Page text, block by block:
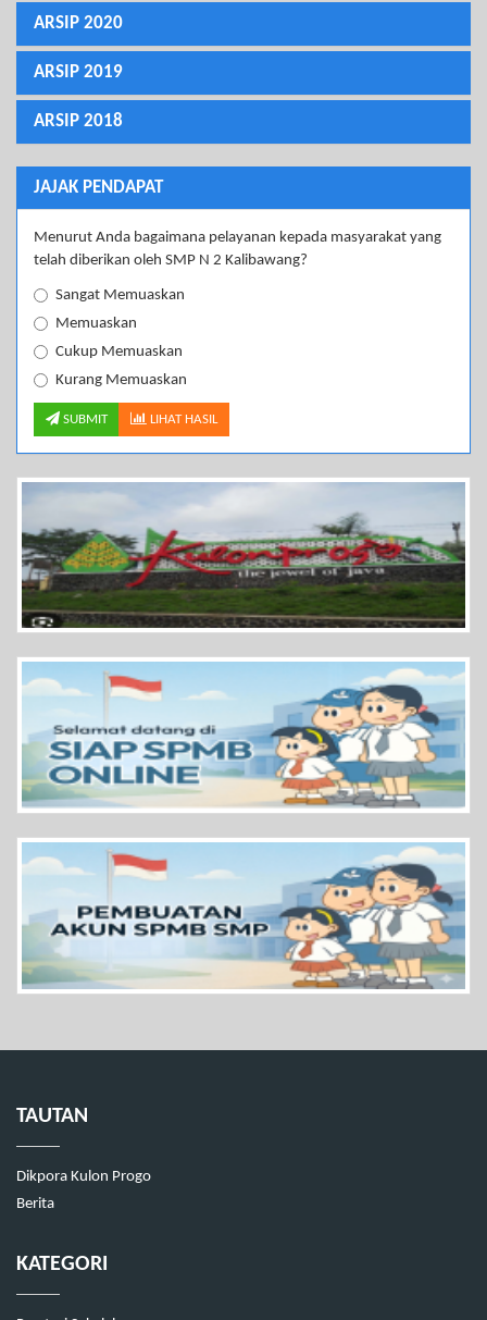
ARSIP 2020
ARSIP 2019
ARSIP 2018
JAJAK PENDAPAT
Menurut Anda bagaimana pelayanan kepada masyarakat yang
telah diberikan oleh SMP N 2 Kalibawang?
Sangat Memuaskan
Memuaskan
Cukup Memuaskan
Kurang Memuaskan
SUBMIT LIHAT HASIL
TAUTAN
Dikpora Kulon Progo
Berita
KATEGORI